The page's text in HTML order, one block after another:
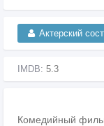
Актерский
IMDB: 5.3
Комедийный